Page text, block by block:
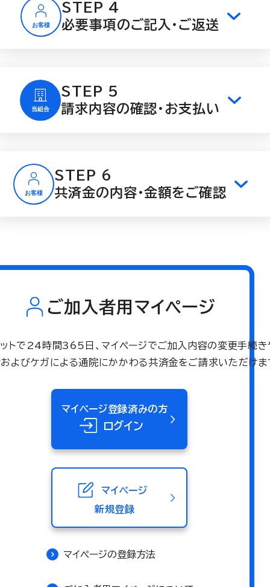
STEP 4
必要事項のご記入・ご返送
STEP 5
請求内容の確認・お支払い
STEP 6
共済金の内容・金額をご確認
ご加入者用マイページ
ットで24時間365日、マイページでご加入内容の変更手続き
およびケガによる通院にかかわる共済金をご請求いただけま
マイページ登録済みの方
ログイン
マイページ
新規登録
マイページの登録方法